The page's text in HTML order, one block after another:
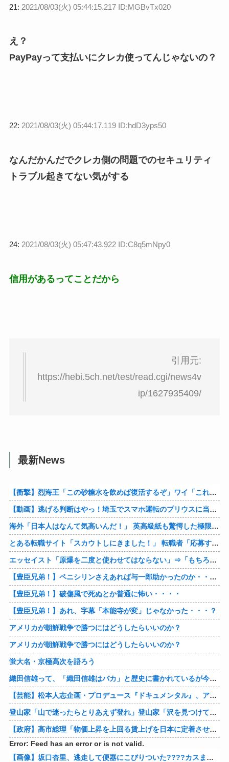
21: 2021/08/03(火) 05:44:15.217 ID:MGBvTx020
え？
PayPayって支払いにクレカ使ってんじゃないの？
22: 2021/08/03(火) 05:44:17.119 ID:hdD3yps50
なんだかんだでクレカ側の問題でのセキュリティ
トラブル起きてない気がする
24: 2021/08/03(火) 05:47:43.922 ID:C8q5mNpy0
信用があるってことだから
引用元:
https://hebi.5ch.net/test/read.cgi/news4v
ip/1627935409/
最新News
【衝撃】烈海王「この砂糖水を飲めば復活するぞ」ワイ「これはトンデモ理論やろなぁ」ﾍﾟﾗ←結果ｗｗｗｗ
【動画】逃げる判断はやっ！埼玉でスマホ運転のプリウスに当て逃げされる車載。
海外「日本人はなんて気高いんだ！」 英高級紙も驚愕した極限の中の日本人の姿に世界が衝撃
とある転職サイト「スカウトしにきました！」 転職者「応募するわ！」 → 結果ｗｗｗｗｗ
エッセイスト「原爆を二度と使わせてはならない」⇒「もちろん中国の核も非難する？」⇒「中国の核は綺麗な核！」
【豊臣兄弟！】ペニシリンさえあれば与一郎助かったのか・・・？
【豊臣兄弟！】破傷風で死ぬとか普通に怖い・・・・
【豊臣兄弟！】あれ、字幕「本能寺が変」じゃなかった・・・？
アメリカが朝鮮戦争で勝つにはどうしたらいいのか？
アメリカが朝鮮戦争で勝つにはどうしたらいいのか？
蛍大名・京極高次を語ろう
織田信雄って、「織田信雄はバカ」と歴史に書かれているが今まで家が残っているんでバカではないよな？
【芸能】松本人志企画・プロデュース『ドキュメンタル』、アメリカで初の制作が決定
登山家「山で迷ったらとりあえず登れ」登山家「沢を見つけて下山しろ」←これ結局どっちが正解なの？
【政府】高市総理「物価上昇を上回る賃上げを日本に定着させる」 国家公務員月給3.51％増へ 人事院の勧告を受け
Error: Feed has an error or is not valid.
【画像】坂口杏里、逃走して便器にこびりついた????カスまで晒されるwww